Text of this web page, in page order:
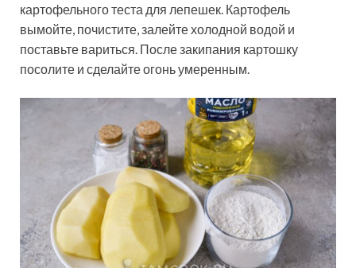
картофельного теста для лепешек. Картофель
вымойте, почистите, залейте холодной водой и
поставьте вариться. После закипания картошку
посолите и сделайте огонь умеренным.